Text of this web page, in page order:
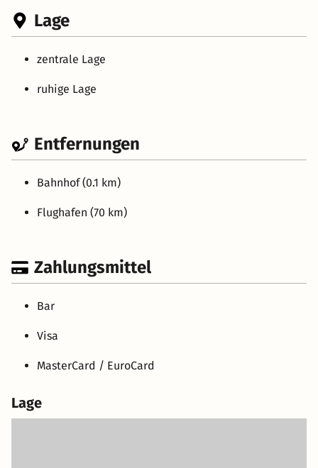
Lage
zentrale Lage
ruhige Lage
Entfernungen
Bahnhof (0.1 km)
Flughafen (70 km)
Zahlungsmittel
Bar
Visa
MasterCard / EuroCard
Lage